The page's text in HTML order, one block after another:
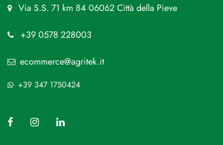
Via S.S. 71 km 84 06062 Città della Pieve
+39 0578 228003
ecommerce@agritek.it
+39 347 1750424